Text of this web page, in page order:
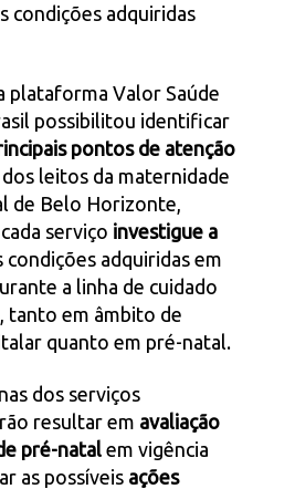
condições adquiridas
plataforma Valor Saúde
possibilitou identificar
pontos de atenção
leitos da maternidade
de Belo Horizonte,
serviço investigue a
condições adquiridas em
a linha de cuidado
tanto em âmbito de
quanto em pré-natal.
dos serviços
resultar em avaliação
pré-natal em vigência
as possíveis ações